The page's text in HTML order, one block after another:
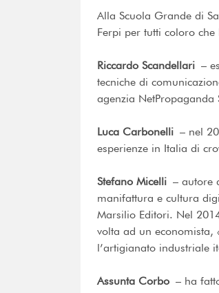
Alla Scuola Grande di
Ferpi per tutti coloro
Riccardo Scandellari –
tecniche di
agenzia NetPropaganda
Luca Carbonelli – nel
esperienze in Italia di
Stefano Micelli – autore
manifattura e cultura
Marsilio Editori. Nel
volta ad un economista,
l’artigianato industriale
Assunta Corbo – ha